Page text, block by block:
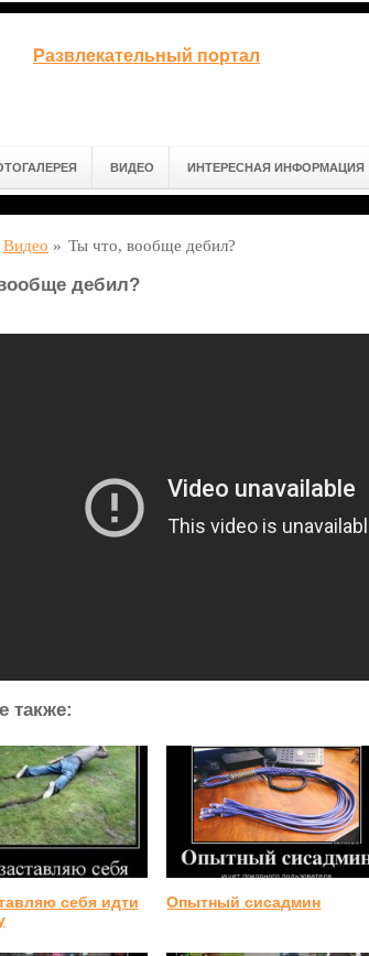
Развлекательный портал
ВИДЕО ИНТЕРЕСНАЯ ИНФОРМАЦИЯ
Видео » Ты что, вообще дебил?
дебил?
также:
себя идти
Опытный сисадмин